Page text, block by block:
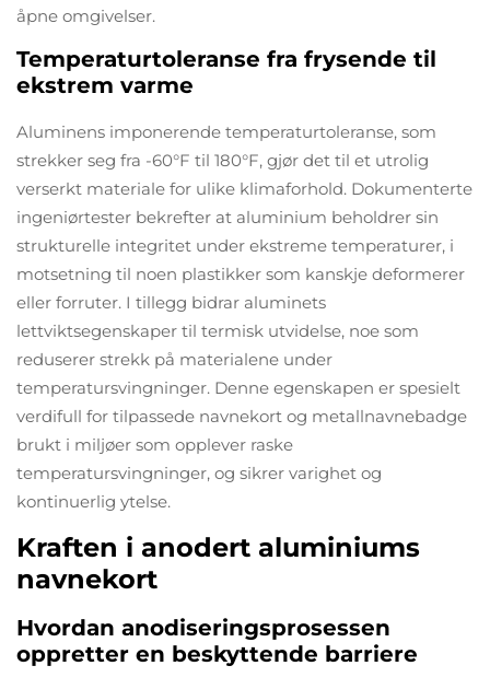
åpne omgivelser.
Temperaturtoleranse fra frysende til
ekstrem varme
Aluminens imponerende temperaturtoleranse, som
strekker seg fra -60°F til 180°F, gjør det til et utrolig
verserkt materiale for ulike klimaforhold. Dokumenterte
ingeniørtester bekrefter at aluminium beholdrer sin
strukturelle integritet under ekstreme temperaturer, i
motsetning til noen plastikker som kanskje deformerer
eller forruter. I tillegg bidrar aluminets
lettviktsegenskaper til termisk utvidelse, noe som
reduserer strekk på materialene under
temperatursvingninger. Denne egenskapen er spesielt
verdifull for tilpassede navnekort og metallnavnebadge
brukt i miljøer som opplever raske
temperatursvingninger, og sikrer varighet og
kontinuerlig ytelse.
Kraften i anodert aluminiums
navnekort
Hvordan anodiseringsprosessen
oppretter en beskyttende barriere